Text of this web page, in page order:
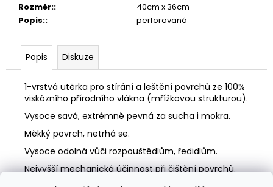
Rozměr::
40cm x 36cm
Popis:: perforovaná
Popis Diskuze
1-vrstvá utěrka pro stírání a leštění povrchů ze 100%
viskózního přírodního vlákna (mřížkovou strukturou).
Vysoce savá, extrémně pevná za sucha i mokra.
Měkký povrch, netrhá se.
Vysoce odolná vůči rozpouštědlům, ředidlům.
Nejvyšší mechanická účinnost při čištění povrchů.
TORK
PRŮMYSLOVÁ
ČISTICÍ
W4
HEAVY-
DUTY
275